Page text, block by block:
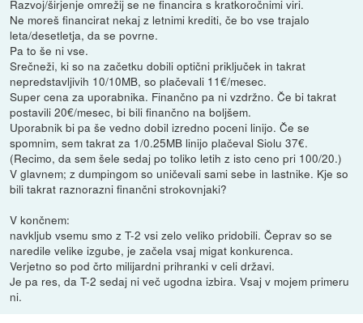
Razvoj/širjenje omrežij se ne financira s kratkoročnimi viri.
Ne moreš financirat nekaj z letnimi krediti, če bo vse trajalo
leta/desetletja, da se povrne.
Pa to še ni vse.
Srečneži, ki so na začetku dobili optični priključek in takrat
nepredstavljivih 10/10MB, so plačevali 11€/mesec.
Super cena za uporabnika. Finančno pa ni vzdržno. Če bi takrat
postavili 20€/mesec, bi bili finančno na boljšem.
Uporabnik bi pa še vedno dobil izredno poceni linijo. Če se
spomnim, sem takrat za 1/0.25MB linijo plačeval Siolu 37€.
(Recimo, da sem šele sedaj po toliko letih z isto ceno pri 100/20.)
V glavnem; z dumpingom so uničevali sami sebe in lastnike. Kje so
bili takrat raznorazni finančni strokovnjaki?
V končnem:
navkljub vsemu smo z T-2 vsi zelo veliko pridobili. Čeprav so se
naredile velike izgube, je začela vsaj migat konkurenca.
Verjetno so pod črto milijardni prihranki v celi državi.
Je pa res, da T-2 sedaj ni več ugodna izbira. Vsaj v mojem primeru
ni.